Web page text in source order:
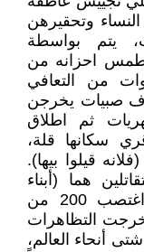
النساء وتحقيرهن
يتم بواسطة
احزانه من
من التعافي
صبيات يخرجن
ثم اطلاق
سكانها قلة،
قيلوا بيها).
هما (أبناء
المشروع الحضاري الإسلامي الذي اغتصب 200 من
خرجت التظاهرات
أنحاء العالم،